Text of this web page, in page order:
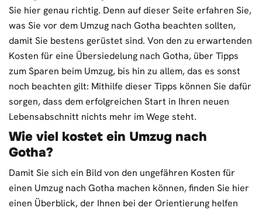
Sie hier genau richtig. Denn auf dieser Seite erfahren Sie,
was Sie vor dem Umzug nach Gotha beachten sollten,
damit Sie bestens gerüstet sind. Von den zu erwartenden
Kosten für eine Übersiedelung nach Gotha, über Tipps
zum Sparen beim Umzug, bis hin zu allem, das es sonst
noch beachten gilt: Mithilfe dieser Tipps können Sie dafür
sorgen, dass dem erfolgreichen Start in Ihren neuen
Lebensabschnitt nichts mehr im Wege steht.
Wie viel kostet ein Umzug nach
Gotha?
Damit Sie sich ein Bild von den ungefähren Kosten für
einen Umzug nach Gotha machen können, finden Sie hier
einen Überblick, der Ihnen bei der Orientierung helfen